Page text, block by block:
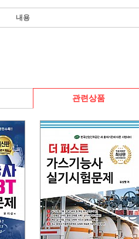
내용
관련상품